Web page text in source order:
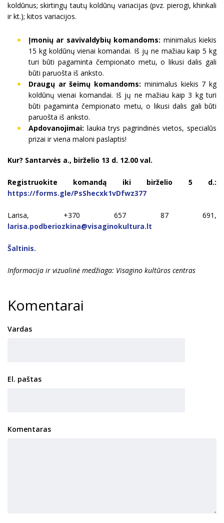
koldūnus; skirtingų tautų koldūnų variacijas (pvz. pierogi, khinkali
ir kt.); kitos variacijos.
Įmonių ar savivaldybių komandoms: minimalus kiekis
15 kg koldūnų vienai komandai. Iš jų ne mažiau kaip 5 kg
turi būti pagaminta čempionato metu, o likusi dalis gali
būti paruošta iš anksto.
Draugų ar šeimų komandoms: minimalus kiekis 7 kg
koldūnų vienai komandai. Iš jų ne mažiau kaip 3 kg turi
būti pagaminta čempionato metu, o likusi dalis gali būti
paruošta iš anksto.
Apdovanojimai: laukia trys pagrindinės vietos, specialūs
prizai ir viena maloni paslaptis!
Kur? Santarvės a., birželio 13 d. 12.00 val.
Registruokite komandą iki birželio 5 d.:
https://forms.gle/PsShecxk1vDfwz377
Larisa, +370 657 87 691,
larisa.podberiozkina@visaginokultura.lt
Šaltinis.
Informacija ir vizualinė medžiaga: Visagino kultūros centras
Komentarai
Vardas
El. paštas
Komentaras